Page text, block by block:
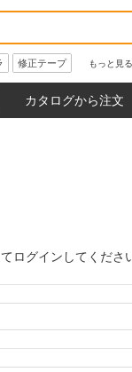
修正テープ もっと見る
カタログから注文
ログインしてくださ